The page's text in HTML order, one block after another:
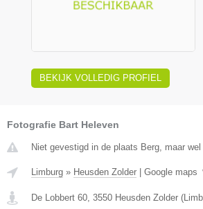
BEKIJK VOLLEDIG PROFIEL
Fotografie Bart Heleven
Niet gevestigd in de plaats Berg, maar
Limburg » Heusden Zolder Google maps
De Lobbert 60, 3550 Heusden Zolder (